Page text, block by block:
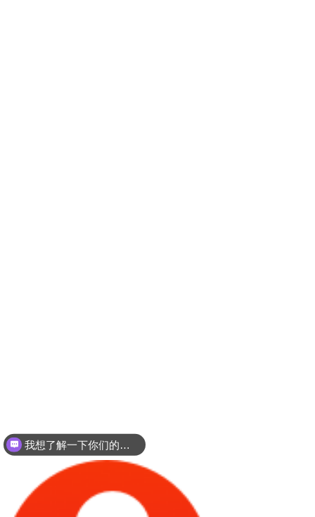
我想了解你们的压片机